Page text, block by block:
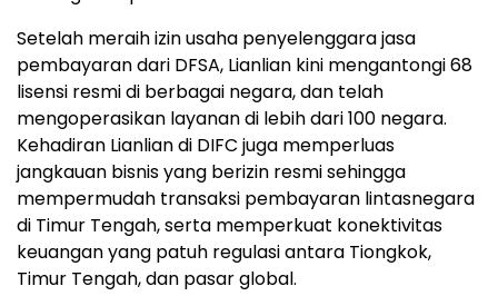
Setelah meraih izin usaha penyelenggara jasa
pembayaran dari DFSA, Lianlian kini mengantongi 68
lisensi resmi di berbagai negara, dan telah
mengoperasikan layanan di lebih dari 100 negara.
Kehadiran Lianlian di DIFC juga memperluas
jangkauan bisnis yang berizin resmi sehingga
mempermudah transaksi pembayaran lintasnegara
di Timur Tengah, serta memperkuat konektivitas
keuangan yang patuh regulasi antara Tiongkok,
Timur Tengah, dan pasar global.